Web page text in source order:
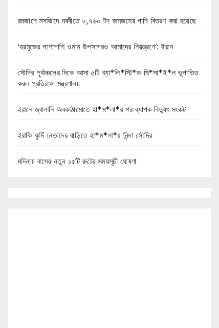
রমজানে মসজিদে নববীতে ৮,৭৬০ টন জমজমের পানি বিতরণ করা হয়েছে
‘হরমুজের পাশাপাশি ওমান উপসাগরও আমাদের নিয়ন্ত্রণে’: ইরান
সৌদির পূর্বাঞ্চলের দিকে আসা ৫টি ব্যা*লি*স্টি*ক মি*সা*ই*ল ভূপাতিত
করল প্রতিরক্ষা মন্ত্রণালয়
ইরানে জ্বালানি অবকাঠামোতে হা*ম*লা*র পর ব্যাপক বিদ্যুৎ সংকট
ইরাকি কুর্দি নেতাদের বাড়িতে হা*ম*লা*র নিন্দা সৌদির
মদিনায় বাসের নতুন ১৫টি রুটের সময়সূচী ঘোষণা